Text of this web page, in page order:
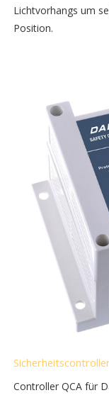
Lichtvorhangs um
Position.
Controller QCA für